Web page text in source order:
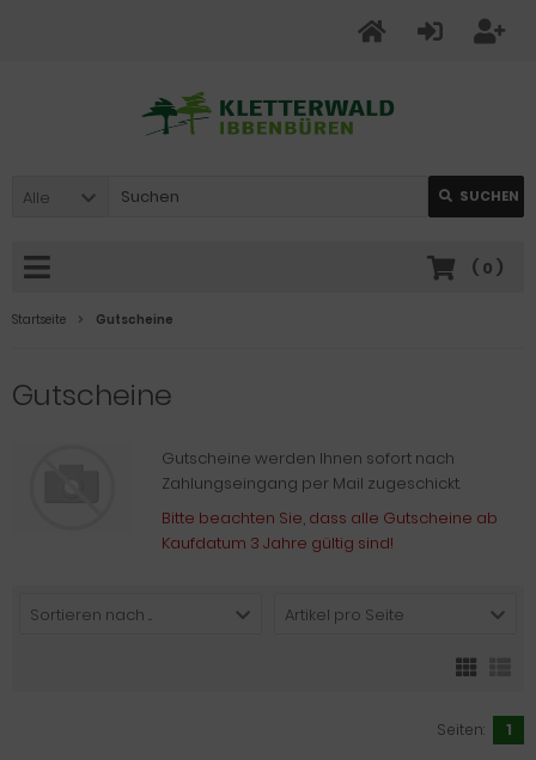
Alle SUCHEN
( 0 )
Startseite Gutscheine
Gutscheine
Gutscheine werden Ihnen sofort nach
Zahlungseingang per Mail zugeschickt.
Bitte beachten Sie, dass alle Gutscheine ab
Kaufdatum 3 Jahre gültig sind!
Sortieren nach ... Artikel pro Seite
Seiten: 1